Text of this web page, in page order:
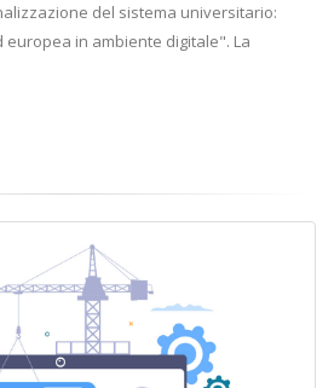
del sistema universitario:
in ambiente digitale". La